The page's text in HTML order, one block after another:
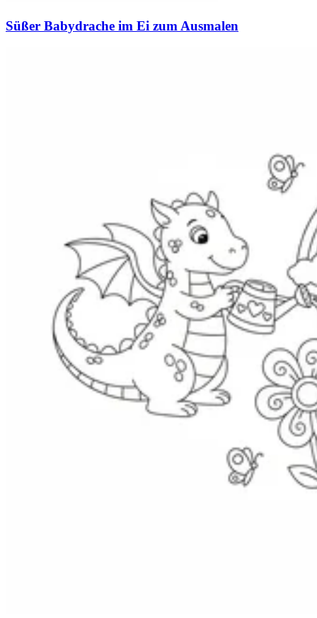
Süßer Babydrache im Ei zum Ausmalen